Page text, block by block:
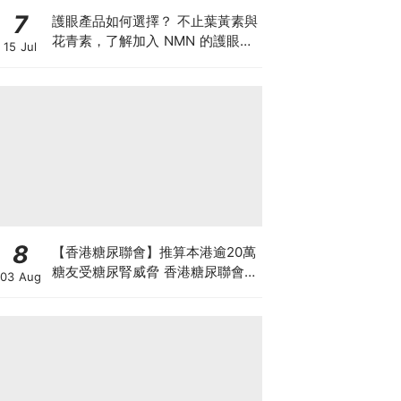
7
15 Jul
護眼產品如何選擇？ 不止葉黃素與
花青素，了解加入 NMN 的護眼方
8
03 Aug
【香港糖尿聯會】推算本港逾20萬
糖友受糖尿腎威脅 香港糖尿聯會